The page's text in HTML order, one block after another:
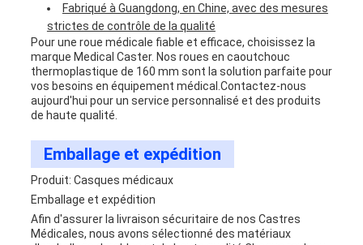
Fabriqué à Guangdong, en Chine, avec des mesures
strictes de contrôle de la qualité
Pour une roue médicale fiable et efficace, choisissez la
marque Medical Caster. Nos roues en caoutchouc
thermoplastique de 160 mm sont la solution parfaite pour
vos besoins en équipement médical.Contactez-nous
aujourd'hui pour un service personnalisé et des produits
de haute qualité.
Emballage et expédition
Produit: Casques médicaux
Emballage et expédition
Afin d'assurer la livraison sécuritaire de nos Castres
Médicales, nous avons sélectionné des matériaux